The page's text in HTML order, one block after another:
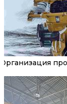
Организация